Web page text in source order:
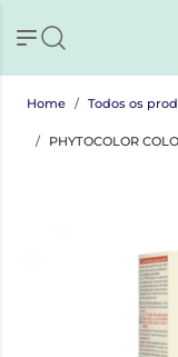
Home Todos os
PHYTOCOLOR